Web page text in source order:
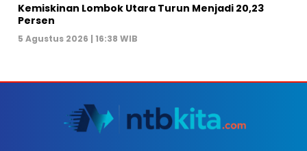
Kemiskinan Lombok Utara Turun Menjadi 20,23
Persen
5 Agustus 2026 | 16:38 WIB